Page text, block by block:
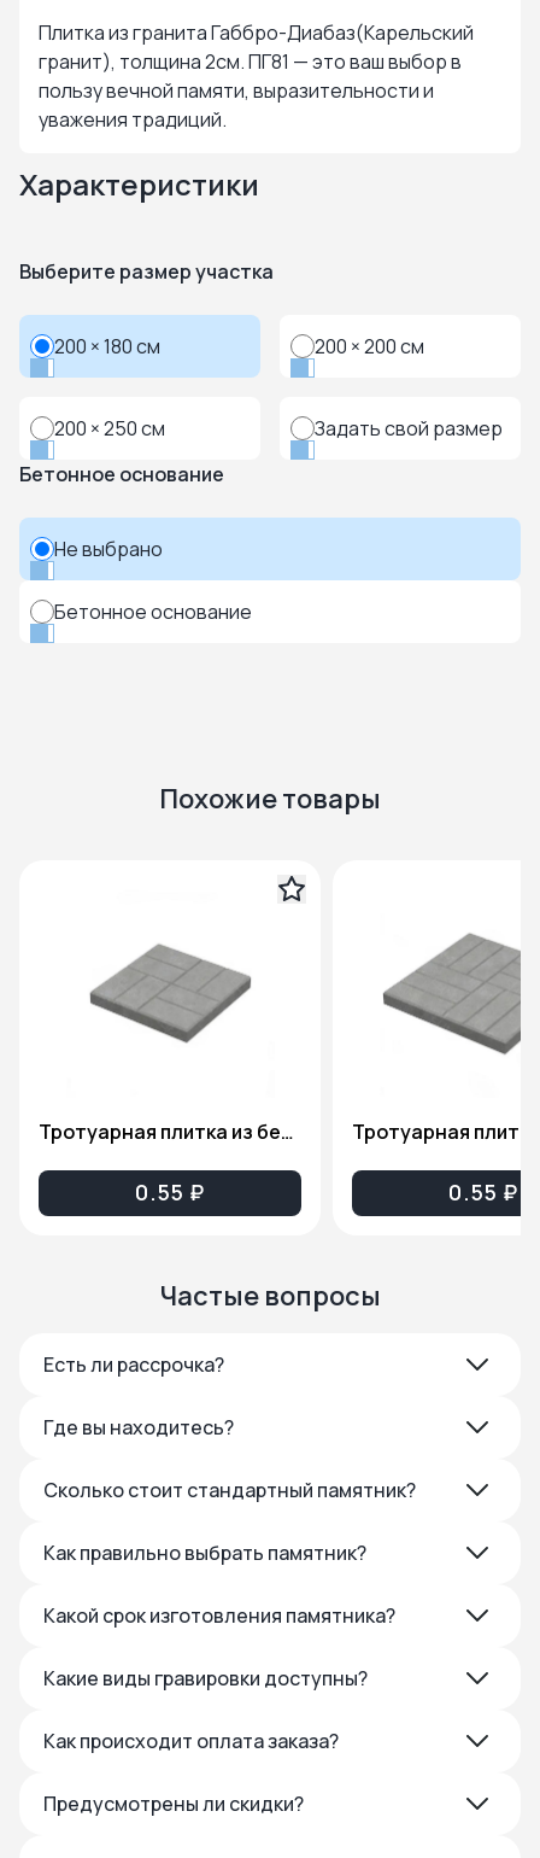
Плитка из гранита Габбро-Диабаз(Карельский
гранит), толщина 2см. ПГ81 — это ваш выбор в
пользу вечной памяти, выразительности и
уважения традиций.
Характеристики
Выберите размер участка
200 × 180 см 200 × 200 см
200 × 250 см
Задать свой размер
Бетонное основание
Не выбрано
Бетонное основание
Похожие товары
Тротуарная плитка из бетона (8 кирпичей серая) ТП001
0.55 ₽ 0.55 ₽
Частые вопросы
Есть ли рассрочка?
Где вы находитесь?
Сколько стоит стандартный памятник?
Как правильно выбрать памятник?
Какой срок изготовления памятника?
Какие виды гравировки доступны?
Как происходит оплата заказа?
Предусмотрены ли скидки?